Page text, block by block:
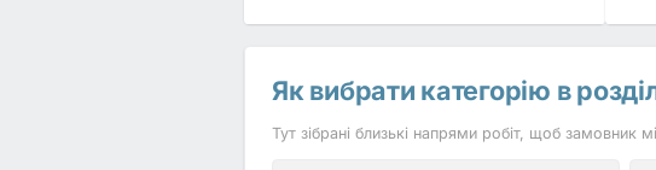
FAQ
Чи можна скласти резюме англійською?
Так,
перекладу. Чи підходять тексти для ATS?Так, вони
системи автоматичного відбору.
Що потрібно від
Як вибрати категорію в
Тут зібрані близькі напрями робіт, щоб замовник